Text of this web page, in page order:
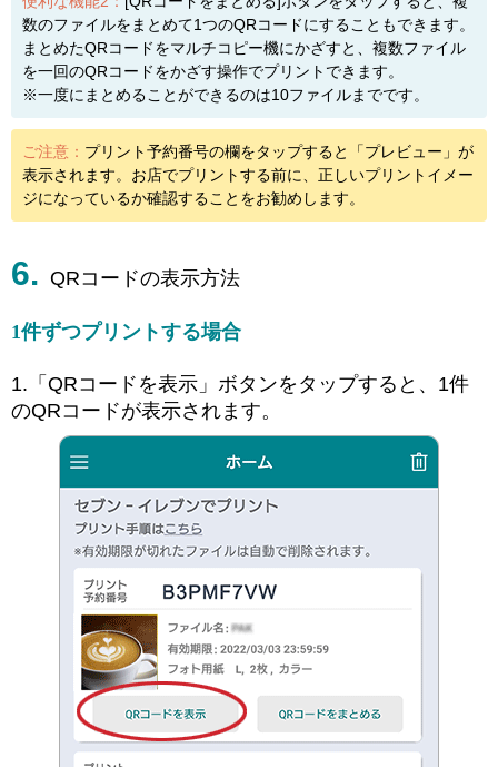
数のファイルをまとめて1つのQRコードにすることもできます。
まとめたQRコードをマルチコピー機にかざすと、複数ファイル
を一回のQRコードをかざす操作でプリントできます。
※一度にまとめることができるのは10ファイルまでです。
ご注意： プリント予約番号の欄をタップすると「プレビュー」が
表示されます。お店でプリントする前に、正しいプリントイメー
ジになっているか確認することをお勧めします。
QRコードの表示方法
1件ずつプリントする場合
1.「QRコードを表示」ボタンをタップすると、1件
のQRコードが表示されます。